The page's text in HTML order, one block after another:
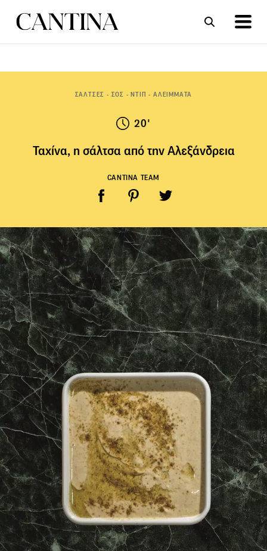
ΣΑΛΤΣΕΣ - ΣΟΣ - ΝΤΙΠ - ΑΛΕΙΜΜΑΤΑ
20'
Ταχίνα, η σάλτσα από την Αλεξάνδρεια
CANTINA TEAM